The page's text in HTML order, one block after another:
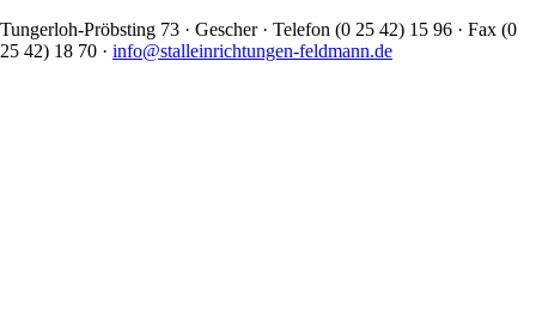
Tungerloh-Pröbsting 73 · Gescher · Telefon (0 25 42) 15 96 · Fax (0
25 42) 18 70 · info@stalleinrichtungen-feldmann.de